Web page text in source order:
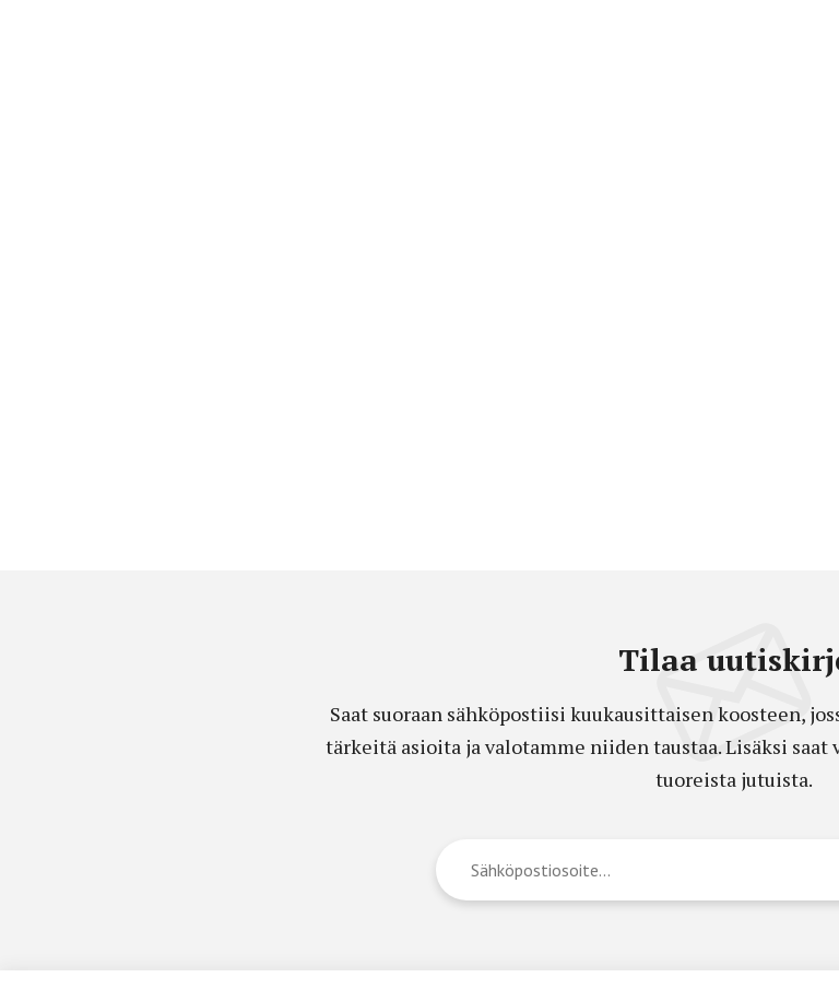
Tilaa
Saat suoraan sähköpostiisi kuukausittaisen koosteen,
tärkeitä asioita ja valotamme niiden taustaa. Lisäksi
tuoreista jutuista.